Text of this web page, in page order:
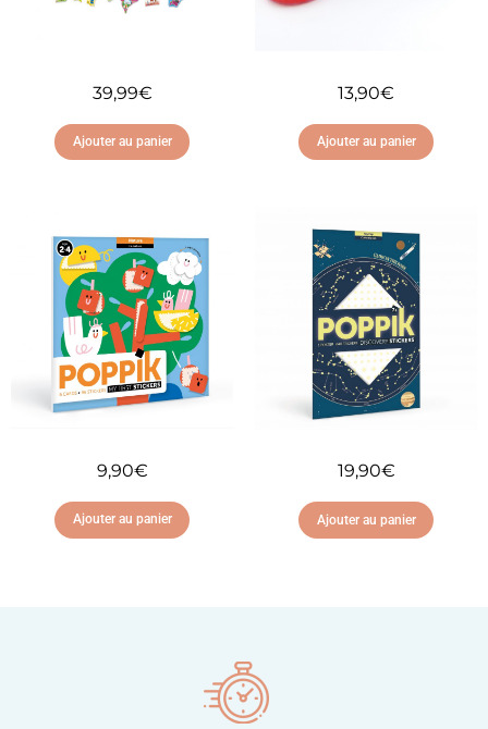
39,99€
Ajouter au panier
Ajouter à ma liste
d'envies
13,90€
Ajouter au panier
Ajouter à ma liste
d'envies
9,90€
Ajouter au panier
19,90€
Ajouter au panier